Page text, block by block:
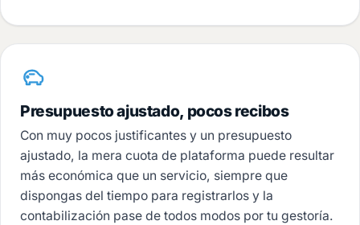
Presupuesto ajustado, pocos recibos
Con muy pocos justificantes y un presupuesto
ajustado, la mera cuota de plataforma puede resultar
más económica que un servicio, siempre que
dispongas del tiempo para registrarlos y la
contabilización pase de todos modos por tu gestoría.